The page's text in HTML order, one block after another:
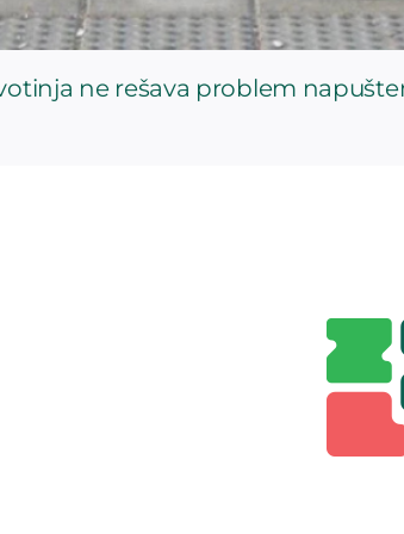
ne rešava problem